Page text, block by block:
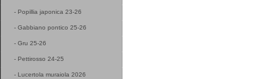
- Popillia japonica 23-26
- Gabbiano pontico 25-26
- Gru 25-26
- Pettirosso 24-25
- Lucertola muraiola 2026